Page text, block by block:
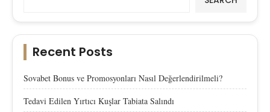
Recent Posts
Sovabet Bonus ve Promosyonları Nasıl Değerlendirilmeli?
Tedavi Edilen Yırtıcı Kuşlar Tabiata Salındı